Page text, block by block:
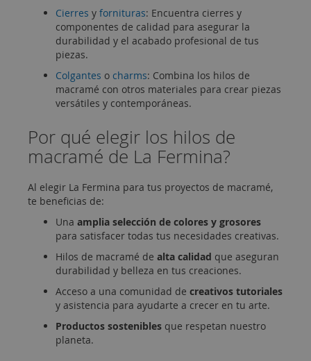
Cierres y fornituras: Encuentra cierres y
componentes de calidad para asegurar la
durabilidad y el acabado profesional de tus
piezas.
Colgantes o charms: Combina los hilos de
macramé con otros materiales para crear piezas
versátiles y contemporáneas.
Por qué elegir los hilos de
macramé de La Fermina?
Al elegir La Fermina para tus proyectos de macramé,
te beneficias de:
Una amplia selección de colores y grosores
para satisfacer todas tus necesidades creativas.
Hilos de macramé de alta calidad que aseguran
durabilidad y belleza en tus creaciones.
Acceso a una comunidad de creativos tutoriales
y asistencia para ayudarte a crecer en tu arte.
Productos sostenibles que respetan nuestro
planeta.